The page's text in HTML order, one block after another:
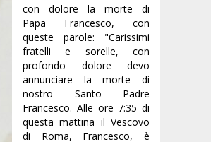
con dolore la morte di
Papa Francesco, con
queste parole: "Carissimi
fratelli e sorelle, con
profondo dolore devo
annunciare la morte di
nostro Santo Padre
Francesco. Alle ore 7:35 di
questa mattina il Vescovo
di Roma, Francesco, è